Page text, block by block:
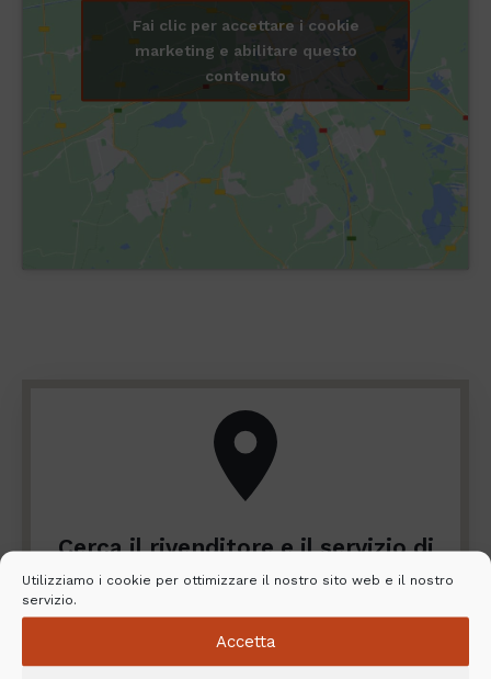
Utilizziamo i cookie per ottimizzare il nostro sito web e il nostro
servizio.
Accetta
Fai clic per accettare i cookie
marketing e abilitare questo
contenuto
Cerca il rivenditore e il servizio di
installazione più vicino
Vuoi esplorare più da vicino la gamma
NunnaUuni? Hai bisogno di aiuto per